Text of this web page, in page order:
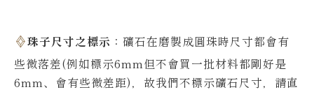
珠子尺寸之標示 ：礦石在磨製成圓珠時尺寸都會有
些微落差(例如標示6mm但不會買一批材料都剛好是
6mm、會有些微差距)，故我們不標示礦石尺寸，請直